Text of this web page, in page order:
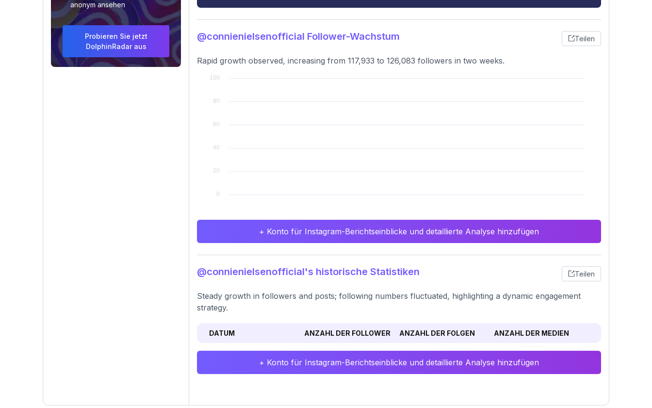
anonym ansehen
Probieren Sie jetzt
DolphinRadar aus
@connienielsenofficial Follower-Wachstum Teilen
Rapid growth observed, increasing from 117,933 to 126,083 followers in two weeks.
+ Konto für Instagram-Berichtseinblicke und detaillierte Analyse hinzufügen
@connienielsenofficial's historische Statistiken Teilen
Steady growth in followers and posts; following numbers fluctuated, highlighting a dynamic engagement
strategy.
DATUM ANZAHL DER FOLLOWER ANZAHL DER FOLGEN ANZAHL DER MEDIEN
+ Konto für Instagram-Berichtseinblicke und detaillierte Analyse hinzufügen